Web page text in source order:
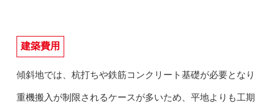
建築費用
傾斜地では、杭打ちや鉄筋コンクリート基礎が必要となり
重機搬入が制限されるケースが多いため、平地よりも工期